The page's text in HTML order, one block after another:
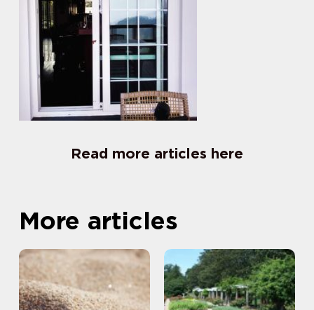
Read more articles here
More articles